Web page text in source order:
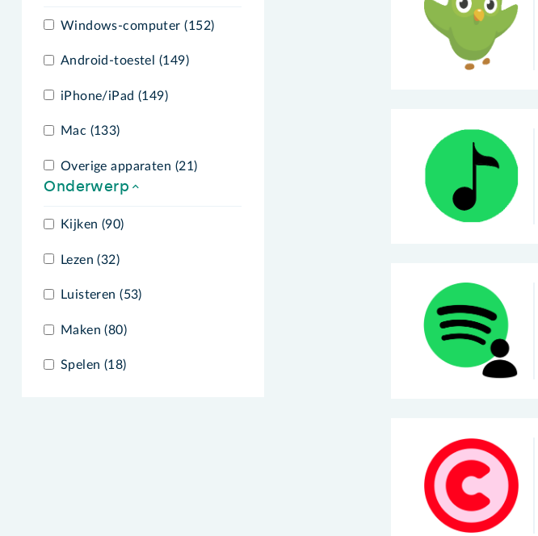
Windows-computer (152)
Android-toestel (149)
iPhone/iPad (149)
Mac (133)
Overige apparaten (21)
Onderwerp
Kijken (90)
Lezen (32)
Luisteren (53)
Maken (80)
Spelen (18)